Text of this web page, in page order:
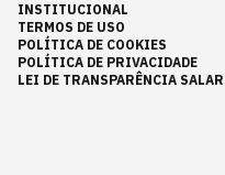
INSTITUCIONAL
TERMOS DE USO
POLÍTICA DE COOKIES
POLÍTICA DE PRIVACIDADE
LEI DE TRANSPARÊNCIA